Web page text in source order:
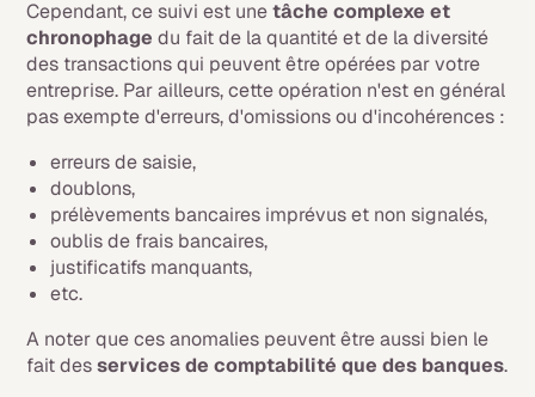
Cependant, ce suivi est unetâche complexe et
chronophage du fait de la quantité et de la diversité
des transactions qui peuvent être opérées par votre
entreprise. Par ailleurs, cette opération n'est en général
pas exempte d'erreurs, d'omissions ou d'incohérences :
erreurs de saisie,
doublons,
prélèvements bancaires imprévus et non signalés,
oublis de frais bancaires,
justificatifs manquants,
etc.
A noter que ces anomalies peuvent être aussi bien le
fait desservices de comptabilité que des banques.